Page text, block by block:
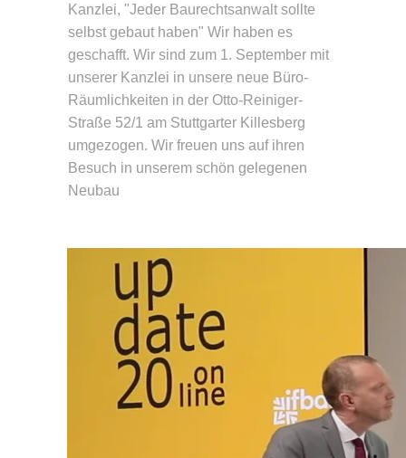
Kanzlei, "Jeder Baurechtsanwalt sollte
selbst gebaut haben" Wir haben es
geschafft. Wir sind zum 1. September mit
unserer Kanzlei in unsere neue Büro-
Räumlichkeiten in der Otto-Reiniger-
Straße 52/1 am Stuttgarter Killesberg
umgezogen. Wir freuen uns auf ihren
Besuch in unserem schön gelegenen
Neubau